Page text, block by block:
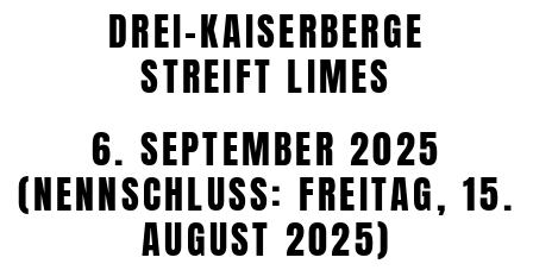
DREI-KAISERBERGE
STREIFT LIMES
6. SEPTEMBER 2025
(NENNSCHLUSS: FREITAG, 15. A
UGUST 2025)